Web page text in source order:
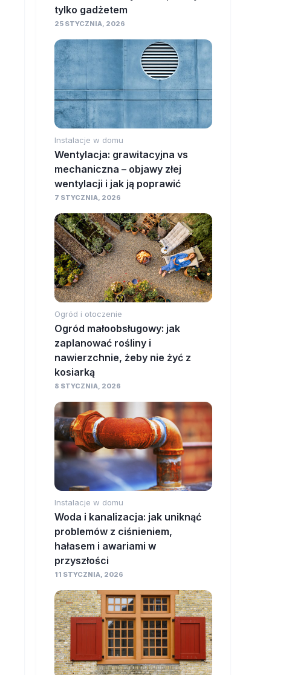
tylko gadżetem
25 STYCZNIA, 2026
Instalacje w domu
Wentylacja: grawitacyjna vs
mechaniczna – objawy złej
wentylacji i jak ją poprawić
7 STYCZNIA, 2026
Ogród i otoczenie
Ogród małoobsługowy: jak
zaplanować rośliny i
nawierzchnie, żeby nie żyć z
kosiarką
8 STYCZNIA, 2026
Instalacje w domu
Woda i kanalizacja: jak uniknąć
problemów z ciśnieniem,
hałasem i awariami w
przyszłości
11 STYCZNIA, 2026